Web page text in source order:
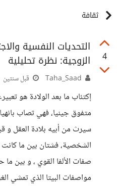
ثقافة
4
التحديات النفسية
الزوجية: نظرة تحليلية
قبل سنتين
إكتئاب ما بعد الولادة هو
متفوق جينيا، فهي تصاب
سيرث من أبيه بلادة العقل
الشخصية، فشتان بين ما
صفات الألفا القوي ، و بين
مواصفات البيتا الذي تمشي